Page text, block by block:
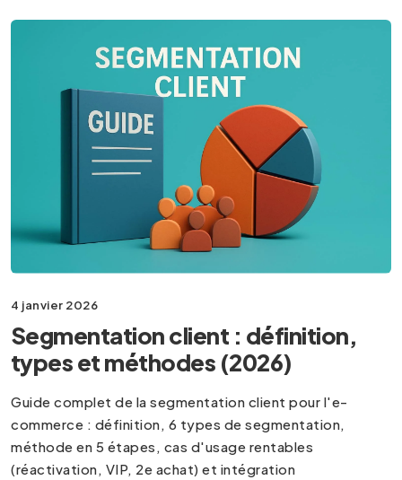
4 janvier 2026
Segmentation client : définition,
types et méthodes (2026)
Guide complet de la segmentation client pour l'e-
commerce : définition, 6 types de segmentation,
méthode en 5 étapes, cas d'usage rentables
(réactivation, VIP, 2e achat) et intégration